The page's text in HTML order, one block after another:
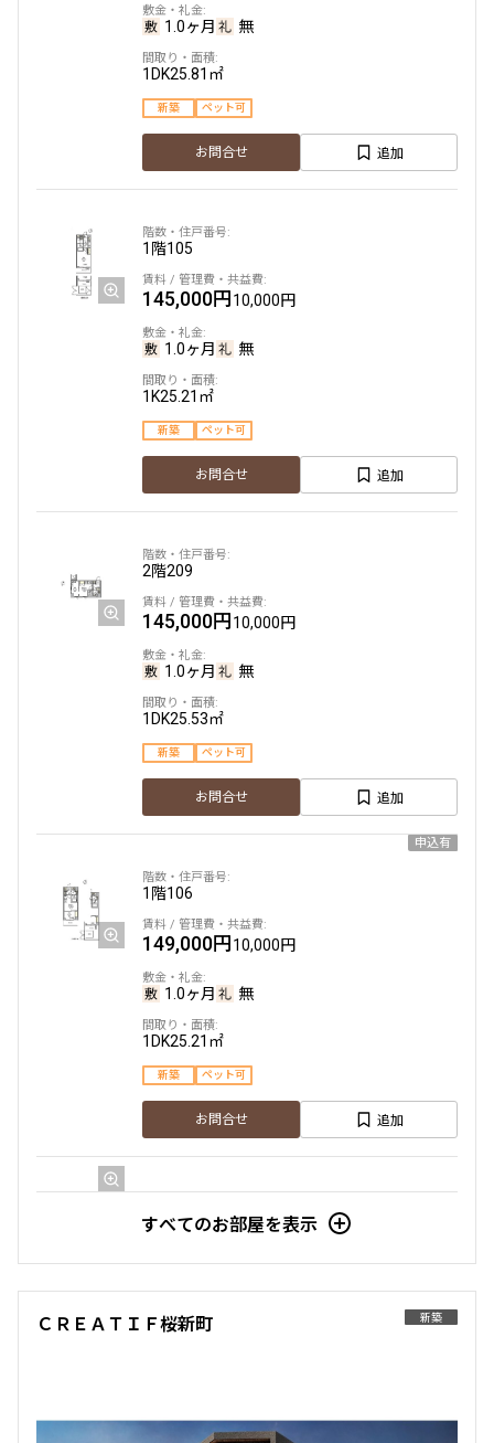
1.0ヶ月 無
1DK25.81㎡
新築 ペット可
お問合せ 追加
1階105
145,000円10,000円
1.0ヶ月 無
1K25.21㎡
新築 ペット可
お問合せ 追加
2階209
145,000円10,000円
1.0ヶ月 無
1DK25.53㎡
新築 ペット可
お問合せ 追加
申込有
1階106
149,000円10,000円
1.0ヶ月 無
1DK25.21㎡
新築 ペット可
お問合せ 追加
1階104
174,000円15,000円
1.0ヶ月
すべてのお部屋を表示
新築
ＣＲＥＡＴＩＦ桜新町